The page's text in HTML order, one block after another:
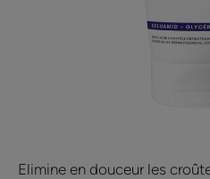
Elimine en douceur les